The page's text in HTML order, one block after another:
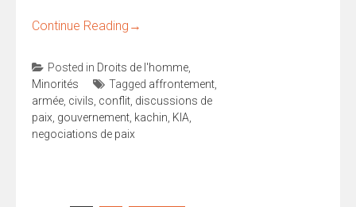
Continue Reading →
Posted in Droits de l'homme,
Minorités
Tagged affrontement,
armée, civils, conflit, discussions de
paix, gouvernement, kachin, KIA,
negociations de paix